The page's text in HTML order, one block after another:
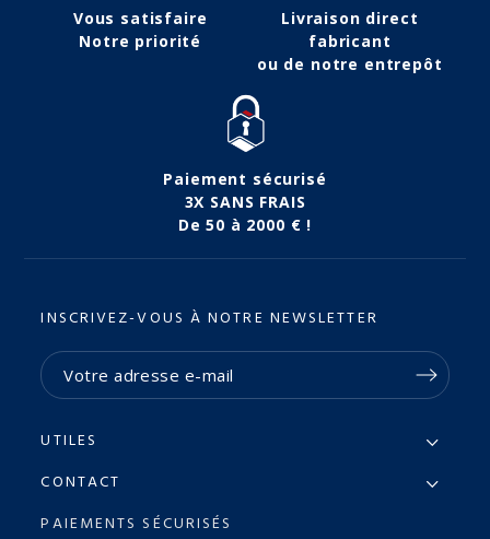
Vous satisfaire
Notre priorité
Livraison direct
fabricant
ou de notre entrepôt
Paiement sécurisé
3X SANS FRAIS
De 50 à 2000 € !
INSCRIVEZ-VOUS À NOTRE NEWSLETTER
UTILES
CONTACT
PAIEMENTS SÉCURISÉS